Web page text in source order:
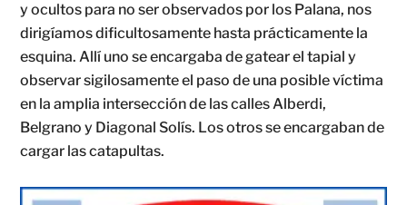
y ocultos para no ser observados por los Palana, nos
dirigíamos dificultosamente hasta prácticamente la
esquina. Allí uno se encargaba de gatear el tapial y
observar sigilosamente el paso de una posible víctima
en la amplia intersección de las calles Alberdi,
Belgrano y Diagonal Solís. Los otros se encargaban de
cargar las catapultas.